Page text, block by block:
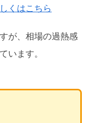
くはこちら
が、相場の過熱感
います。